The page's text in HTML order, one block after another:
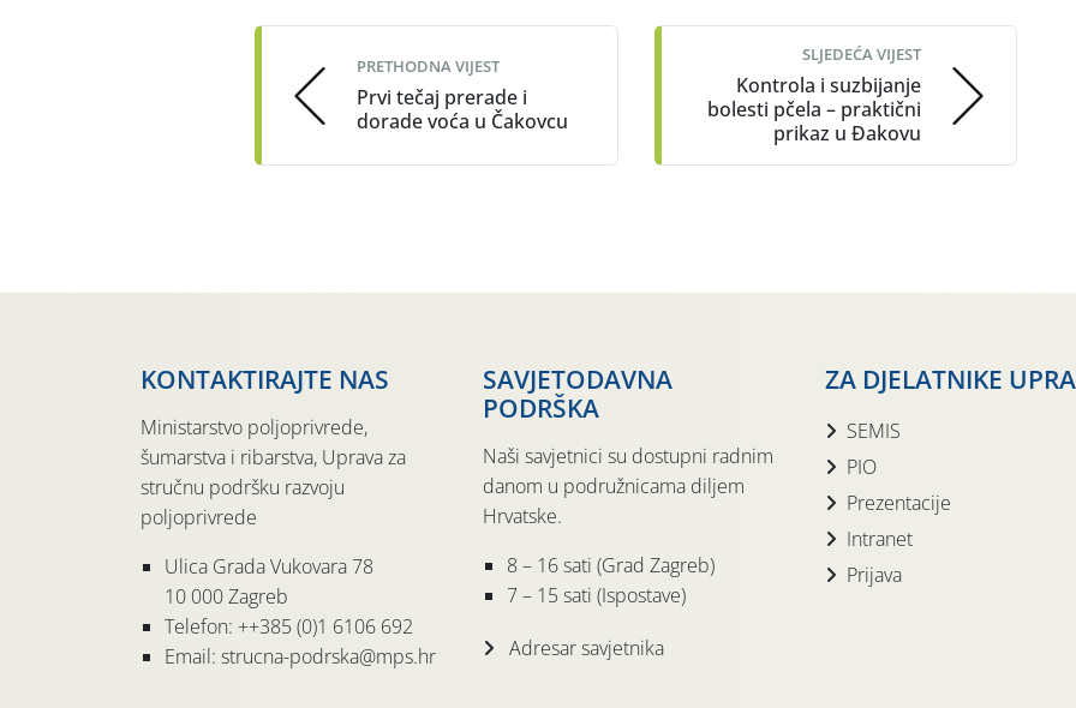
navigation
PRETHODNA VIJEST
Prvi tečaj prerade i
dorade voća u Čakovcu
SLJEDEĆA VIJEST
Kontrola i suzbijanje
bolesti pčela – praktični
prikaz u Đakovu
KONTAKTIRAJTE NAS
Ministarstvo poljoprivrede,
šumarstva i ribarstva, Uprava za
stručnu podršku razvoju
poljoprivrede
Ulica Grada Vukovara 78
10 000 Zagreb
Telefon: ++385 (0)1 6106 692
Email: strucna-podrska@mps.hr
SAVJETODAVNA
PODRŠKA
Naši savjetnici su dostupni radnim
danom u podružnicama diljem
Hrvatske.
8 – 16 sati (Grad Zagreb)
7 – 15 sati (Ispostave)
Adresar savjetnika
ZA DJELATNIKE
SEMIS
PIO
Prezentacije
Intranet
Prijava